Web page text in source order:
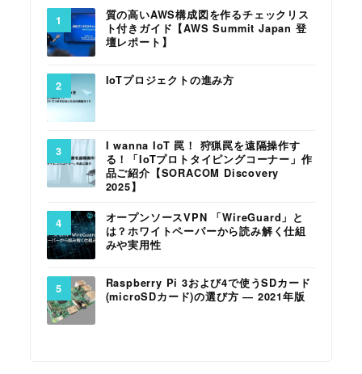
質の高いAWS構成図を作るチェックリス
ト付きガイド【AWS Summit Japan 登
壇レポート】
IoTプロジェクトの進み方
I wanna IoT 罠！ 狩猟罠を遠隔操作す
る！「IoTプロトタイピングコーナー」作
品ご紹介【SORACOM Discovery
2025】
オープンソースVPN 「WireGuard」と
は？ホワイトペーパーから読み解く仕組
みや実用性
Raspberry Pi 3および4で使うSDカード
(microSDカード)の選び方 ― 2021年版